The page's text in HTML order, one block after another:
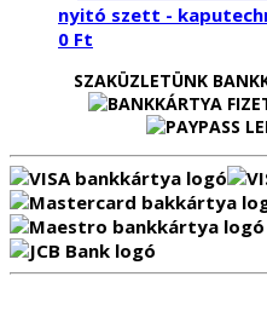
0 Ft
SZAKÜZLETÜNK